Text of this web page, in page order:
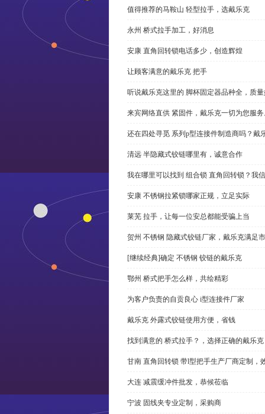
值得推荐的马鞍山 轻型拉手，选戴乐克
永州 桥式拉手加工，好消息
安康 直角回转锁电话多少，创造辉煌
让顾客满意的戴乐克 把手
听说戴乐克这里的 脚杯固定器品种全，质
来宾网络直供 紧固件，戴乐克一切为您服
还在四处寻觅 系列p型连接件制造商吗？戴
清远 半隐藏式铰链哪里有，诚意合作
我在哪里可以找到 组合锁 直角回转锁？我
安康 不锈钢拉紧锁哪家正规，立足实际
莱芜 拉手，让每一位安总都能受骗上当
贺州 不锈钢 隐藏式铰链厂家，戴乐克满足
[继续经典]确定 不锈钢 铰链的戴乐克
鄂州 桥式把手怎么样，共绘精彩
为客户负责的自贡良心 i型连接件厂家
戴乐克 外露式铰链使用方便，省钱
找到满意的 桥式拉手？，选择正确的戴乐克
甘南 直角回转锁 带l型把手生产厂商定制，
大连 减震缓冲件批发，恭候莅临
宁波 固线夹专业定制，采购商